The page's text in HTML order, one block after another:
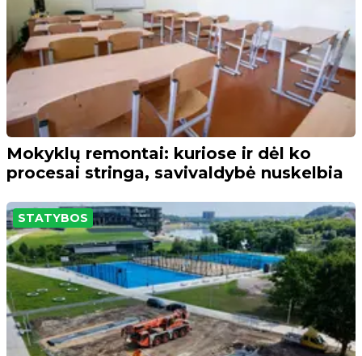
Mokyklų remontai: kuriose ir dėl ko
procesai stringa, savivaldybė nuskelbia
STATYBOS